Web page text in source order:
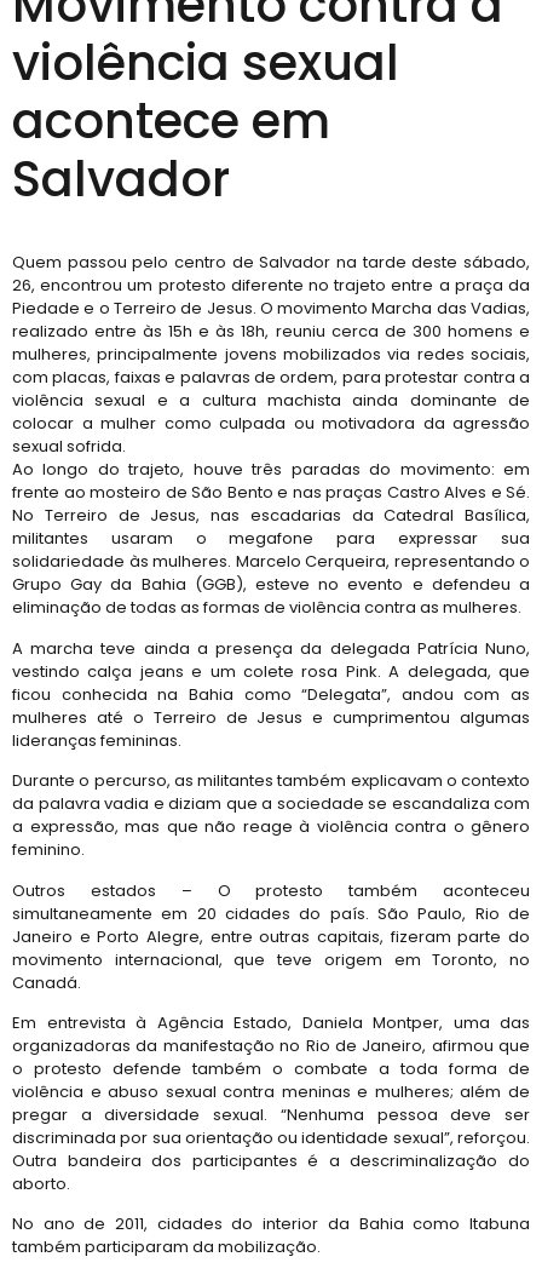
violência sexual
acontece em
Salvador
Quem passou pelo centro de Salvador na tarde deste sábado,
26, encontrou um protesto diferente no trajeto entre a praça da
Piedade e o Terreiro de Jesus. O movimento Marcha das Vadias,
realizado entre às 15h e às 18h, reuniu cerca de 300 homens e
mulheres, principalmente jovens mobilizados via redes sociais,
com placas, faixas e palavras de ordem, para protestar contra a
violência sexual e a cultura machista ainda dominante de
colocar a mulher como culpada ou motivadora da agressão
sexual sofrida.
Ao longo do trajeto, houve três paradas do movimento: em
frente ao mosteiro de São Bento e nas praças Castro Alves e Sé.
No Terreiro de Jesus, nas escadarias da Catedral Basílica,
militantes usaram o megafone para expressar sua
solidariedade às mulheres. Marcelo Cerqueira, representando o
Grupo Gay da Bahia (GGB), esteve no evento e defendeu a
eliminação de todas as formas de violência contra as mulheres.
A marcha teve ainda a presença da delegada Patrícia Nuno,
vestindo calça jeans e um colete rosa Pink. A delegada, que
ficou conhecida na Bahia como “Delegata”, andou com as
mulheres até o Terreiro de Jesus e cumprimentou algumas
lideranças femininas.
Durante o percurso, as militantes também explicavam o contexto
da palavra vadia e diziam que a sociedade se escandaliza com
a expressão, mas que não reage à violência contra o gênero
feminino.
Outros estados – O protesto também aconteceu
simultaneamente em 20 cidades do país. São Paulo, Rio de
Janeiro e Porto Alegre, entre outras capitais, fizeram parte do
movimento internacional, que teve origem em Toronto, no
Canadá.
Em entrevista à Agência Estado, Daniela Montper, uma das
organizadoras da manifestação no Rio de Janeiro, afirmou que
o protesto defende também o combate a toda forma de
violência e abuso sexual contra meninas e mulheres; além de
pregar a diversidade sexual. “Nenhuma pessoa deve ser
discriminada por sua orientação ou identidade sexual”, reforçou.
Outra bandeira dos participantes é a descriminalização do
aborto.
No ano de 2011, cidades do interior da Bahia como Itabuna
também participaram da mobilização.